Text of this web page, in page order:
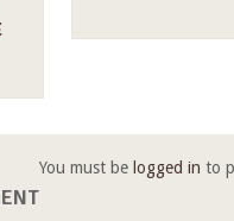
You must be logged in to